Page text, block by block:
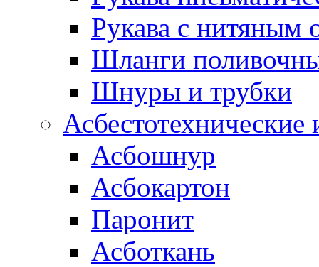
Рукава с нитяным
Шланги
Шнуры и трубки
Асбестотехнические
Асбошнур
Асбокартон
Паронит
Асботкань